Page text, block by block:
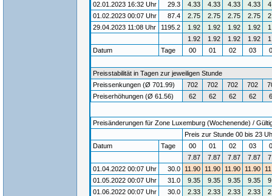
02.01.2023 16:32 Uhr
29.3 4.33 4.33 4.33 4.33
01.02.2023 00:07 Uhr
87.4 2.75 2.75 2.75 2.75
29.04.2023 11:08 Uhr
1195.2 1.92 1.92 1.92 1.92
1.92
1.92 1.92 1.92
Datum
Tage 00 01 02 03
Preisstabilität in Tagen zur jeweiligen Stunde
Preissenkungen (Ø 701.99)
702 702 702 702
Preiserhöhungen (Ø 61.56)
62 62 62 62
Preisänderungen für Zone Luxemburg (Wochenende) /
Preis zur Stunde 00 bis 23
Datum
Tage 00 01 02 03
7.87
7.87 7.87 7.87
01.04.2022 00:07 Uhr
30.0 11.90 11.90 11.90 11.90
01.05.2022 00:07 Uhr
31.0 9.35 9.35 9.35 9.35
01.06.2022 00:07 Uhr
30.0 2.33 2.33 2.33 2.33